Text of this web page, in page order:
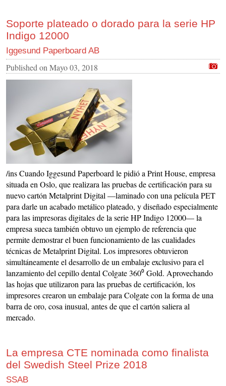
Soporte plateado o dorado para la serie HP
Indigo 12000
Iggesund Paperboard AB
Published on Mayo 03, 2018
/ins Cuando Iggesund Paperboard le pidió a Print House, empresa
situada en Oslo, que realizara las pruebas de certificación para su
nuevo cartón Metalprint Digital —laminado con una película PET
para darle un acabado metálico plateado, y diseñado especialmente
para las impresoras digitales de la serie HP Indigo 12000— la
empresa sueca también obtuvo un ejemplo de referencia que
permite demostrar el buen funcionamiento de las cualidades
técnicas de Metalprint Digital. Los impresores obtuvieron
simultáneamente el desarrollo de un embalaje exclusivo para el
lanzamiento del cepillo dental Colgate 360⁰ Gold. Aprovechando
las hojas que utilizaron para las pruebas de certificación, los
impresores crearon un embalaje para Colgate con la forma de una
barra de oro, cosa inusual, antes de que el cartón saliera al
mercado.
La empresa CTE nominada como finalista
del Swedish Steel Prize 2018
SSAB